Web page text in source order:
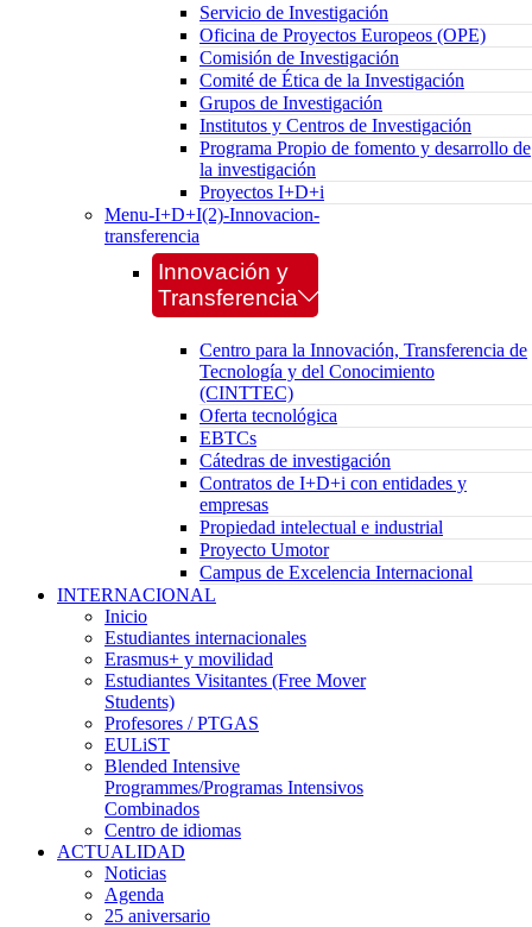
Servicio de Investigación
Oficina de Proyectos Europeos (OPE)
Comisión de Investigación
Comité de Ética de la Investigación
Grupos de Investigación
Institutos y Centros de Investigación
Programa Propio de fomento y desarrollo de
la investigación
Proyectos I+D+i
Menu-I+D+I(2)-Innovacion-
transferencia
Innovación y
Transferencia
Centro para la Innovación, Transferencia de
Tecnología y del Conocimiento
(CINTTEC)
Oferta tecnológica
EBTCs
Cátedras de investigación
Contratos de I+D+i con entidades y
empresas
Propiedad intelectual e industrial
Proyecto Umotor
Campus de Excelencia Internacional
INTERNACIONAL
Inicio
Estudiantes internacionales
Erasmus+ y movilidad
Estudiantes Visitantes (Free Mover
Students)
Profesores / PTGAS
EULiST
Blended Intensive
Programmes/Programas Intensivos
Combinados
Centro de idiomas
ACTUALIDAD
Noticias
Agenda
25 aniversario